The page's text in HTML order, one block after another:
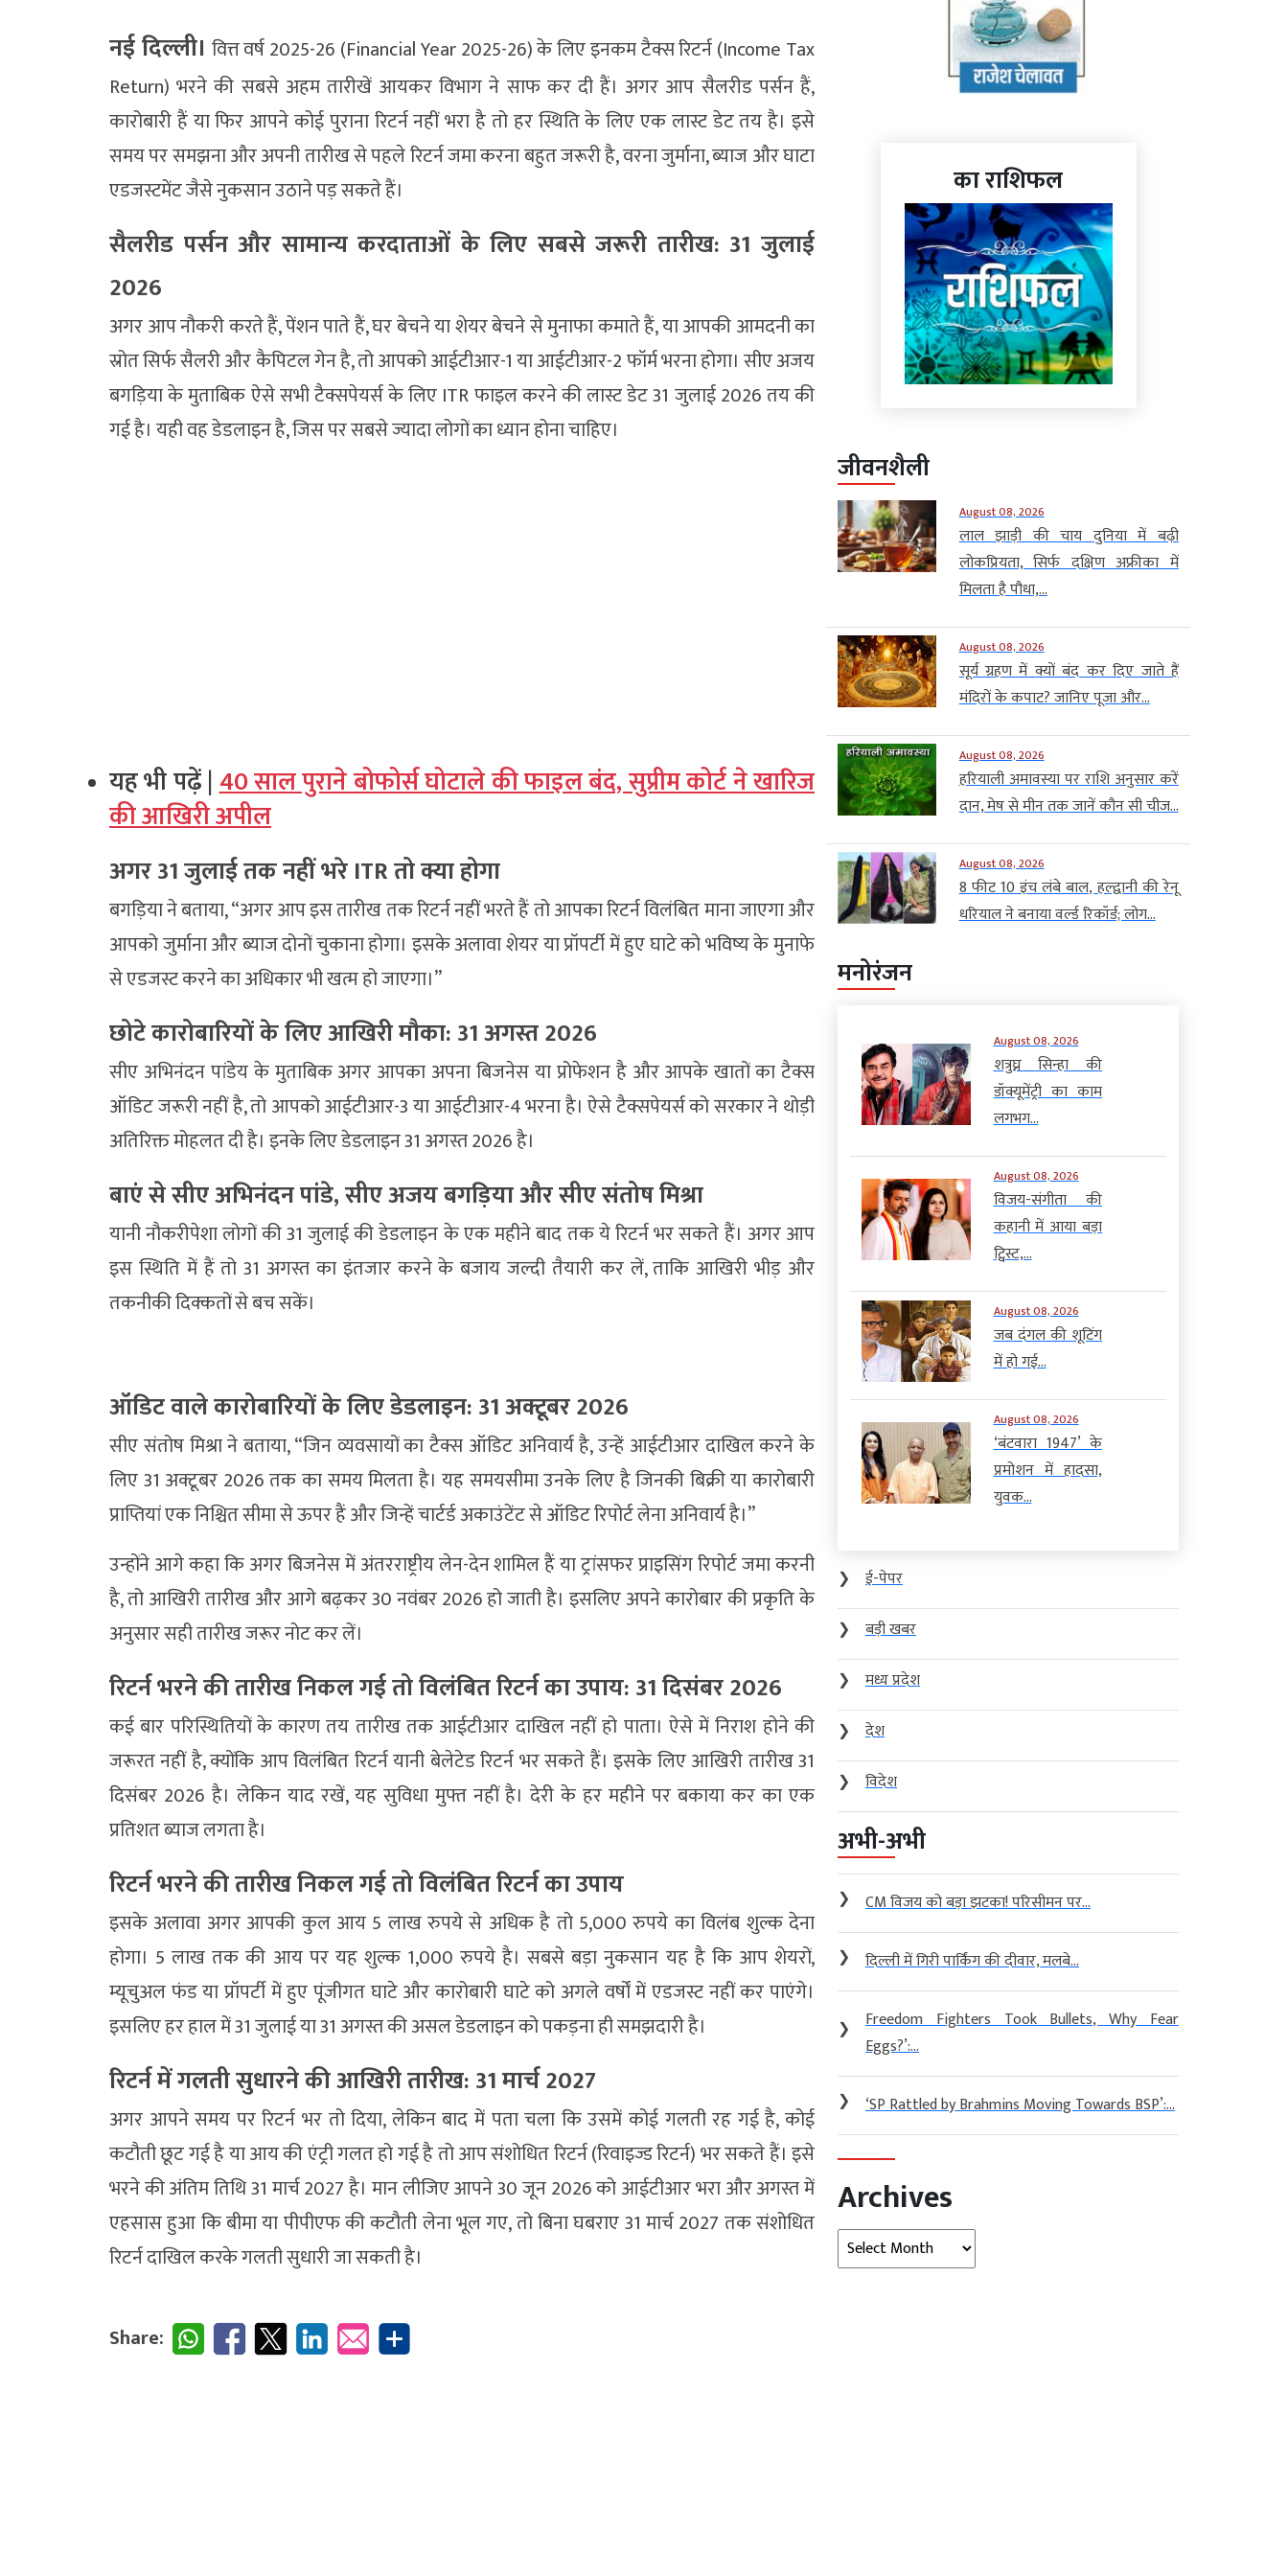
नई दिल्ली। वित्त वर्ष 2025-26 (Financial Year 2025-26) के लिए इनकम टैक्स रिटर्न (Income Tax
Return) भरने की सबसे अहम तारीखें आयकर विभाग ने साफ कर दी हैं। अगर आप सैलरीड पर्सन हैं,
कारोबारी हैं या फिर आपने कोई पुराना रिटर्न नहीं भरा है तो हर स्थिति के लिए एक लास्ट डेट तय है। इसे
समय पर समझना और अपनी तारीख से पहले रिटर्न जमा करना बहुत जरूरी है, वरना जुर्माना, ब्याज और घाटा
एडजस्टमेंट जैसे नुकसान उठाने पड़ सकते हैं।
सैलरीड पर्सन और सामान्य करदाताओं के लिए सबसे जरूरी तारीख: 31 जुलाई
2026
अगर आप नौकरी करते हैं, पेंशन पाते हैं, घर बेचने या शेयर बेचने से मुनाफा कमाते हैं, या आपकी आमदनी का
स्रोत सिर्फ सैलरी और कैपिटल गेन है, तो आपको आईटीआर-1 या आईटीआर-2 फॉर्म भरना होगा। सीए अजय
बगड़िया के मुताबिक ऐसे सभी टैक्सपेयर्स के लिए ITR फाइल करने की लास्ट डेट 31 जुलाई 2026 तय की
गई है। यही वह डेडलाइन है, जिस पर सबसे ज्यादा लोगों का ध्यान होना चाहिए।
यह भी पढ़ें |40 साल पुराने बोफोर्स घोटाले की फाइल बंद, सुप्रीम कोर्ट ने खारिज
की आखिरी अपील
अगर 31 जुलाई तक नहीं भरे ITR तो क्या होगा
बगड़िया ने बताया, “अगर आप इस तारीख तक रिटर्न नहीं भरते हैं तो आपका रिटर्न विलंबित माना जाएगा और
आपको जुर्माना और ब्याज दोनों चुकाना होगा। इसके अलावा शेयर या प्रॉपर्टी में हुए घाटे को भविष्य के मुनाफे
से एडजस्ट करने का अधिकार भी खत्म हो जाएगा।”
छोटे कारोबारियों के लिए आखिरी मौका: 31 अगस्त 2026
सीए अभिनंदन पांडेय के मुताबिक अगर आपका अपना बिजनेस या प्रोफेशन है और आपके खातों का टैक्स
ऑडिट जरूरी नहीं है, तो आपको आईटीआर-3 या आईटीआर-4 भरना है। ऐसे टैक्सपेयर्स को सरकार ने थोड़ी
अतिरिक्त मोहलत दी है। इनके लिए डेडलाइन 31 अगस्त 2026 है।
बाएं से सीए अभिनंदन पांडे, सीए अजय बगड़िया और सीए संतोष मिश्रा
यानी नौकरीपेशा लोगों की 31 जुलाई की डेडलाइन के एक महीने बाद तक ये रिटर्न भर सकते हैं। अगर आप
इस स्थिति में हैं तो 31 अगस्त का इंतजार करने के बजाय जल्दी तैयारी कर लें, ताकि आखिरी भीड़ और
तकनीकी दिक्कतों से बच सकें।
ऑडिट वाले कारोबारियों के लिए डेडलाइन: 31 अक्टूबर 2026
सीए संतोष मिश्रा ने बताया, “जिन व्यवसायों का टैक्स ऑडिट अनिवार्य है, उन्हें आईटीआर दाखिल करने के
लिए 31 अक्टूबर 2026 तक का समय मिलता है। यह समयसीमा उनके लिए है जिनकी बिक्री या कारोबारी
प्राप्तियां एक निश्चित सीमा से ऊपर हैं और जिन्हें चार्टर्ड अकाउंटेंट से ऑडिट रिपोर्ट लेना अनिवार्य है।”
उन्होंने आगे कहा कि अगर बिजनेस में अंतरराष्ट्रीय लेन-देन शामिल हैं या ट्रांसफर प्राइसिंग रिपोर्ट जमा करनी
है, तो आखिरी तारीख और आगे बढ़कर 30 नवंबर 2026 हो जाती है। इसलिए अपने कारोबार की प्रकृति के
अनुसार सही तारीख जरूर नोट कर लें।
रिटर्न भरने की तारीख निकल गई तो विलंबित रिटर्न का उपाय: 31 दिसंबर 2026
कई बार परिस्थितियों के कारण तय तारीख तक आईटीआर दाखिल नहीं हो पाता। ऐसे में निराश होने की
जरूरत नहीं है, क्योंकि आप विलंबित रिटर्न यानी बेलेटेड रिटर्न भर सकते हैं। इसके लिए आखिरी तारीख 31
दिसंबर 2026 है। लेकिन याद रखें, यह सुविधा मुफ्त नहीं है। देरी के हर महीने पर बकाया कर का एक
प्रतिशत ब्याज लगता है।
रिटर्न भरने की तारीख निकल गई तो विलंबित रिटर्न का उपाय
इसके अलावा अगर आपकी कुल आय 5 लाख रुपये से अधिक है तो 5,000 रुपये का विलंब शुल्क देना
होगा। 5 लाख तक की आय पर यह शुल्क 1,000 रुपये है। सबसे बड़ा नुकसान यह है कि आप शेयरों,
म्यूचुअल फंड या प्रॉपर्टी में हुए पूंजीगत घाटे और कारोबारी घाटे को अगले वर्षों में एडजस्ट नहीं कर पाएंगे।
इसलिए हर हाल में 31 जुलाई या 31 अगस्त की असल डेडलाइन को पकड़ना ही समझदारी है।
रिटर्न में गलती सुधारने की आखिरी तारीख: 31 मार्च 2027
अगर आपने समय पर रिटर्न भर तो दिया, लेकिन बाद में पता चला कि उसमें कोई गलती रह गई है, कोई
कटौती छूट गई है या आय की एंट्री गलत हो गई है तो आप संशोधित रिटर्न (रिवाइज्ड रिटर्न) भर सकते हैं। इसे
भरने की अंतिम तिथि 31 मार्च 2027 है। मान लीजिए आपने 30 जून 2026 को आईटीआर भरा और अगस्त में
एहसास हुआ कि बीमा या पीपीएफ की कटौती लेना भूल गए, तो बिना घबराए 31 मार्च 2027 तक संशोधित
रिटर्न दाखिल करके गलती सुधारी जा सकती है।
Share:
का राशिफल
जीवनशैली
August 08, 2026
लाल झाड़ी की चाय दुनिया में बढ़ी
लोकप्रियता, सिर्फ दक्षिण अफ्रीका में
मिलता है पौधा,...
August 08, 2026
सूर्य ग्रहण में क्यों बंद कर दिए जाते हैं
मंदिरों के कपाट? जानिए पूजा और...
August 08, 2026
हरियाली अमावस्या पर राशि अनुसार करें
दान, मेष से मीन तक जानें कौन सी चीज...
August 08, 2026
8 फीट 10 इंच लंबे बाल, हल्द्वानी की रेनू
धरियाल ने बनाया वर्ल्ड रिकॉर्ड; लोग...
मनोरंजन
August 08, 2026
शत्रुघ्न सिन्हा की
डॉक्यूमेंट्री का काम
लगभग...
August 08, 2026
विजय-संगीता की
कहानी में आया बड़ा
ट्विस्ट,...
August 08, 2026
जब दंगल की शूटिंग
में हो गई...
August 08, 2026
‘बंटवारा 1947’ के
प्रमोशन में हादसा,
युवक...
❯
ई-पेपर
❯
बड़ी खबर
❯
मध्य प्रदेश
❯
देश
❯
विदेश
अभी-अभी
❯ CM विजय को बड़ा झटका! परिसीमन पर...
❯ दिल्ली में गिरी पार्किंग की दीवार, मलबे...
❯
Freedom Fighters Took Bullets, Why Fear
Eggs?’:...
❯ ‘SP Rattled by Brahmins Moving Towards BSP’:...
Archives
Archives